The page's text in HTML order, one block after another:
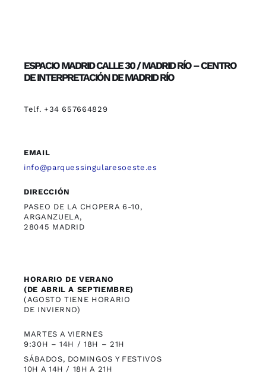
ESPACIO MADRID CALLE 30 / MADRID RÍO – CENTRO
DE INTERPRETACIÓN DE MADRID RÍO
Telf. +34 657664829
EMAIL
info@parquessingularesoeste.es
DIRECCIÓN
PASEO DE LA CHOPERA 6-10,
ARGANZUELA,
28045 MADRID
HORARIO DE VERANO
(DE ABRIL A SEPTIEMBRE)
(AGOSTO TIENE HORARIO
DE INVIERNO)
MARTES A VIERNES
9:30H – 14H / 18H – 21H
SÁBADOS, DOMINGOS Y FESTIVOS
10H A 14H / 18H A 21H